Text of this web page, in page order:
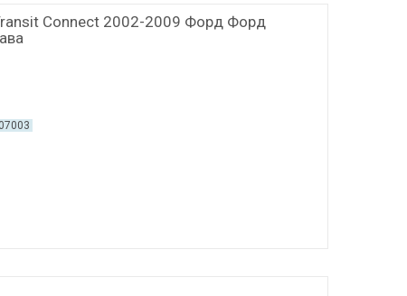
Connect 2002-2009 Форд Форд